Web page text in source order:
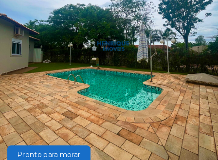
Pronto para morar